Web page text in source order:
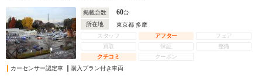
掲載台数 60台
所在地
東京都 多摩
スタッフ
アフター
フェア
買取
保証
整備
クチコミ
クーポン
カーセンサー認定車
購入プラン付き車両